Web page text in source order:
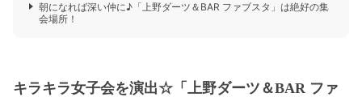
朝になれば深い仲に♪「上野ダーツ＆BAR ファブスタ」は絶好の集
会場所！
キラキラ女子会を演出☆「上野ダーツ＆BAR ファ